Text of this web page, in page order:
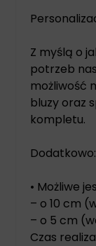
Z myślą o
potrzeb
możliwość
bluzy oraz
kompletu.
Dodatkowo:
• Możliwe
– o 10 cm
– o 5 cm
Czas